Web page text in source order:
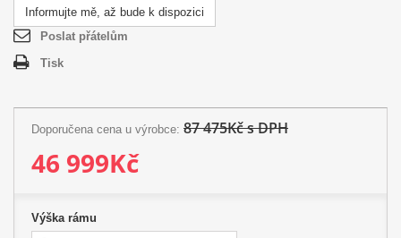
Informujte mě, až bude k dispozici
Poslat přátelům
Tisk
Doporučena cena u výrobce: 87 475Kč s DPH
46 999Kč
Výška rámu